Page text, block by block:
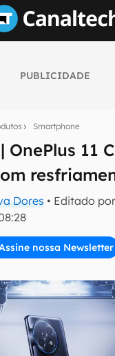
PUBLICIDADE
Smartphone
OnePlus 11
Dores • Editado por
nossa Newsletter
sobre tecnologia
de Privacidade do